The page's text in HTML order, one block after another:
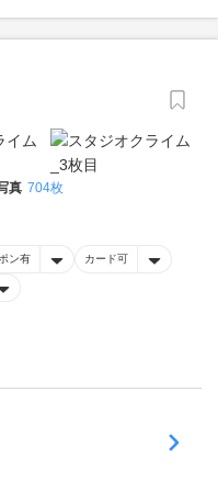
真 704枚
ン有 カード可